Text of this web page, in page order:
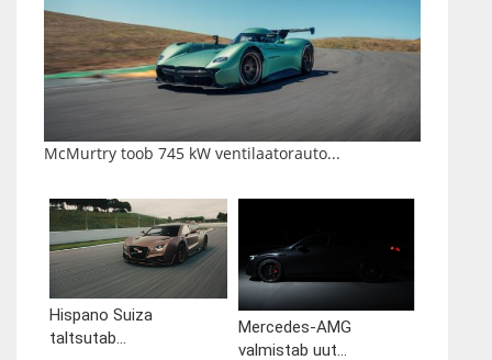
McMurtry toob 745 kW ventilaatorauto...
Hispano Suiza
taltsutab...
Mercedes-AMG
valmistab uut...